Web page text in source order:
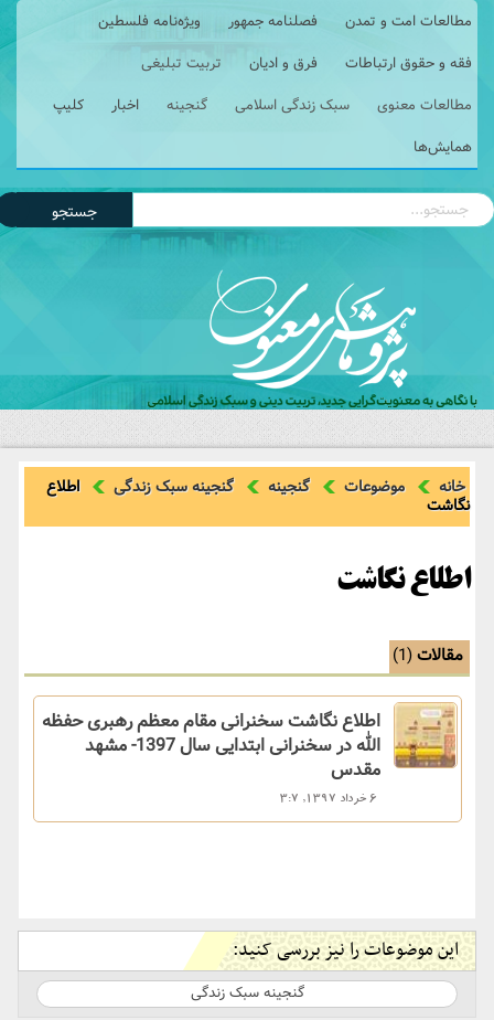
مطالعات امت و تمدن فصلنامه جمهور
ویژه‌نامه فلسطین
فقه و حقوق ارتباطات
فرق و ادیان
تربیت تبلیغی
مطالعات معنوی
سبک زندگی اسلامی گنجینه اخبار
کلیپ
همایش‌ها
جستجو
خانه موضوعات گنجینه گنجینه سبک زندگی اطلاع
نگاشت
اطلاع نگاشت
مقالات(1)
اطلاع نگاشت سخنرانی مقام معظم رهبری حفظه
الله در سخنرانی ابتدایی سال 1397- مشهد
مقدس
6 خرداد 1397, 3:7
این موضوعات را نیز بررسی کنید:
گنجینه سبک زندگی